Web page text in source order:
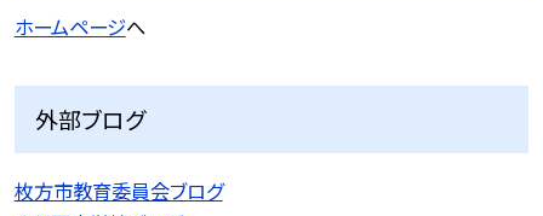
ホームページへ
外部ブログ
枚方市教育委員会ブログ